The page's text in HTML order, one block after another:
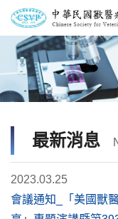
最新消息
2023.03.25
會議通知_「美國獸